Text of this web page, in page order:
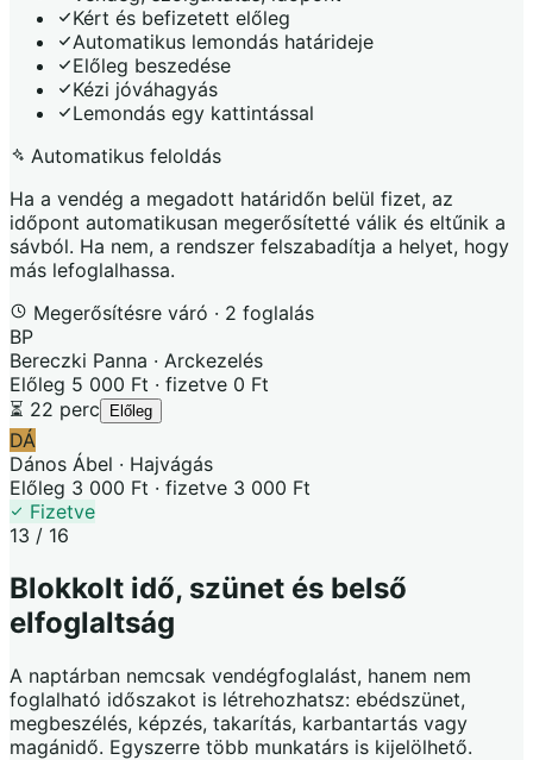
Kért és befizetett előleg
Automatikus lemondás határideje
Előleg beszedése
Kézi jóváhagyás
Lemondás egy kattintással
Automatikus feloldás
Ha a vendég a megadott határidőn belül fizet, az
időpont automatikusan megerősítetté válik és eltűnik a
sávból. Ha nem, a rendszer felszabadítja a helyet, hogy
más lefoglalhassa.
Megerősítésre váró · 2 foglalás
BP
Bereczki Panna · Arckezelés
Előleg 5 000 Ft · fizetve 0 Ft
⏳ 22 perc
Előleg
DÁ
Dános Ábel · Hajvágás
Előleg 3 000 Ft · fizetve 3 000 Ft
Fizetve
13 / 16
Blokkolt idő, szünet és belső
elfoglaltság
A naptárban nemcsak vendégfoglalást, hanem nem
foglalható időszakot is létrehozhatsz: ebédszünet,
megbeszélés, képzés, takarítás, karbantartás vagy
magánidő. Egyszerre több munkatárs is kijelölhető.